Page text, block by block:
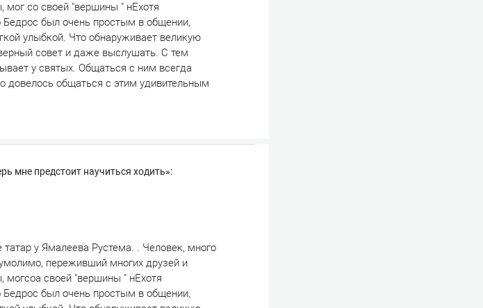
со своей "вершины " нЕхотя
был очень простым в общении,
улыбкой. Что обнаруживает великую
совет и даже выслушать. С тем
у святых. Общаться с ним всегда
довелось общаться с этим удивительным
мне предстоит научиться ходить»:
у Ямалеева Рустема. . Человек, много
переживший многих друзей и
своей "вершины " нЕхотя
был очень простым в общении,